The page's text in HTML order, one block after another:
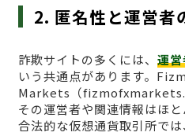
2. 匿名性と運営者
詐欺サイトの多くには、 運
いう共通点があります。
Markets（
その運営者や関連情報はほ
合法的な仮想通貨取引所で